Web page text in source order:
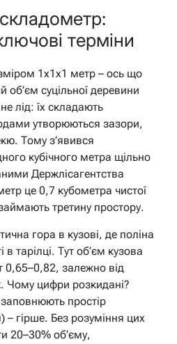
терміни
1x1x1 метр – ось що
об’єм суцільної деревини
лід: їх складають
утворюються зазори,
Тому з’явився
кубічного метра щільно
Держлісагентства
це 0,7 кубометра чистої
третину простору.
гора в кузові, де поліна
в тарілці. Тут об’єм кузова
0,65–0,82, залежно від
Чому цифри розкидані?
простір
– гірше. Без розуміння цих
20–30% об’єму,